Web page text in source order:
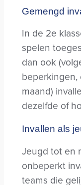
Gemengd
In de 2e
spelen
dan ook
beperkingen,
maand)
dezelfde of
Invallen als
Jeugd tot en
onbeperkt
teams die